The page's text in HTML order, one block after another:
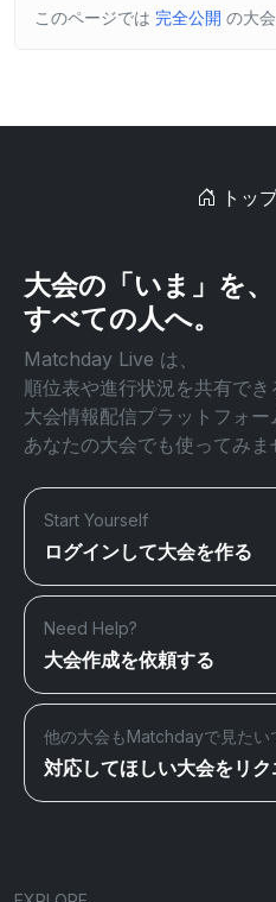
このページでは 完全公開 の大
トッ
大会の「いま」を、
すべての人へ。
Matchday Live は、
順位表や進行状況を共有でき
大会情報配信プラットフォー
あなたの大会でも使ってみま
Start Yourself
ログインして大会を作る
Need Help?
大会作成を依頼する
他の大会もMatchdayで見たい
対応してほしい大会をリ